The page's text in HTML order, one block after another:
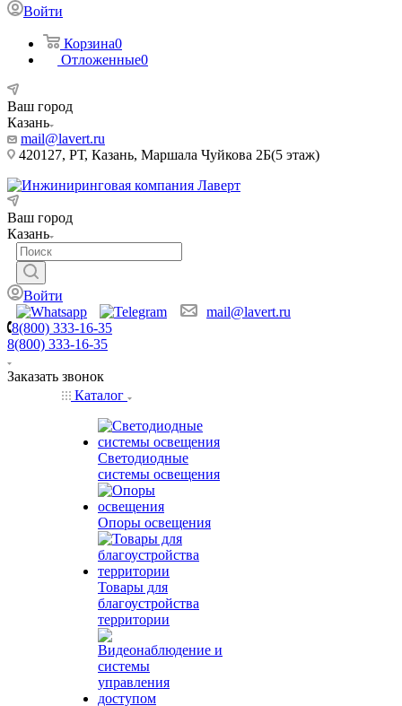
Войти
Корзина0
Отложенные0
Ваш город
Казань
mail@lavert.ru
420127, РТ, Казань, Маршала Чуйкова 2Б(5 этаж)
Ваш город
Казань
Войти
mail@lavert.ru
8(800) 333-16-35
8(800) 333-16-35
Заказать звонок
Каталог
Светодиодные
системы освещения
Опоры освещения
Товары для
благоустройства
территории